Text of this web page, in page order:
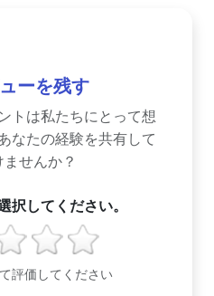
ーを残す
トは私たちにとって想
なたの経験を共有して
せんか？
択してください。
評価してください